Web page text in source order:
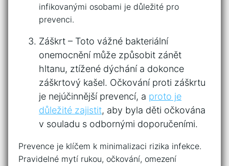
infikovanými osobami je důležité pro
‍prevenci.
Záškrt – ⁢Toto vážné bakteriální
onemocnění může způsobit zánět
hltanu, ztížené⁢ dýchání‌ a dokonce
záškrtový⁤ kašel. Očkování ⁢proti záškrtu
je nejúčinnější prevencí, a proto je
důležité zajistit, aby byla děti očkována
⁢v souladu s odbornými ‍doporučeními.
Prevence⁣ je klíčem k minimalizaci ‍rizika infekce.
Pravidelné​ mytí rukou, očkování, omezení